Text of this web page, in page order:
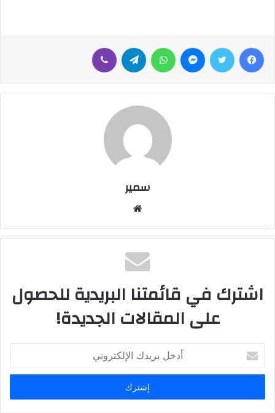
فيسبوك تويتر ماسنجر واتساب تيلقرام
سمير
اشترك في قائمتنا البريدية للحصول
على المقالات الجديدة!
بريدك
الإلكتروني